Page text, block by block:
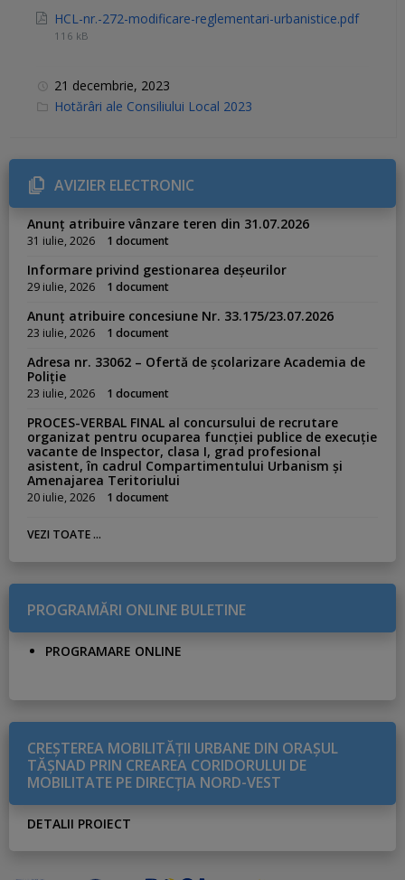
HCL-nr.-272-modificare-reglementari-urbanistice.pdf
116 kB
21 decembrie, 2023
C
r
i
e
s
Hotărâri ale Consiliului Local 2023
AVIZIER ELECTRONIC
Anunț atribuire vânzare teren din 31.07.2026
31 iulie, 2026 1 document
Informare privind gestionarea deșeurilor
29 iulie, 2026 1 document
Anunț atribuire concesiune Nr. 33.175/23.07.2026
23 iulie, 2026 1 document
Adresa nr. 33062 – Ofertă de școlarizare Academia de
Poliție
23 iulie, 2026 1 document
PROCES-VERBAL FINAL al concursului de recrutare
organizat pentru ocuparea funcției publice de execuție
vacante de Inspector, clasa I, grad profesional
asistent, în cadrul Compartimentului Urbanism și
Amenajarea Teritoriului
20 iulie, 2026 1 document
VEZI TOATE ...
PROGRAMĂRI ONLINE BULETINE
PROGRAMARE ONLINE
CREŞTEREA MOBILITĂŢII URBANE DIN ORAŞUL
TĂŞNAD PRIN CREAREA CORIDORULUI DE
MOBILITATE PE DIRECŢIA NORD-VEST
DETALII PROIECT